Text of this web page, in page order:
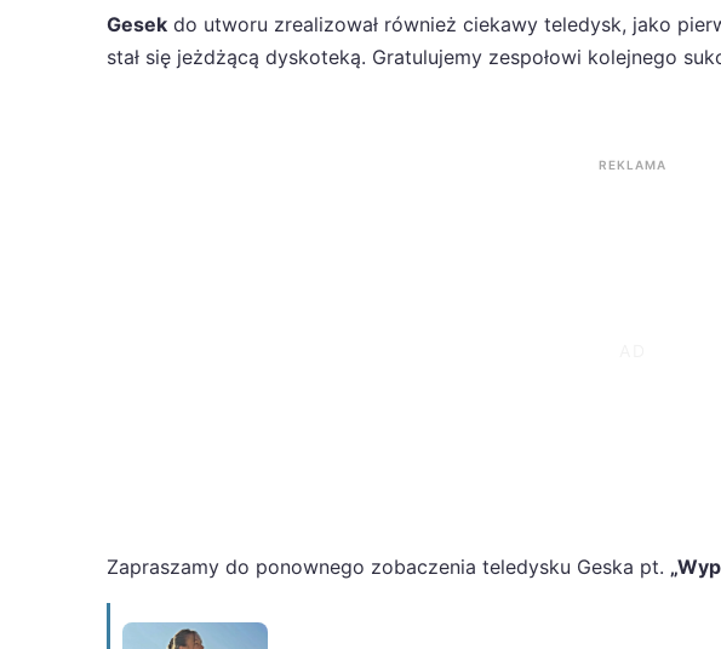
Gesek do utworu zrealizował również ciekawy teledysk, jako
stał się jeżdżącą dyskoteką. Gratulujemy zespołowi kolejnego
REKLAMA
Zapraszamy do ponownego zobaczenia teledysku Geska pt.